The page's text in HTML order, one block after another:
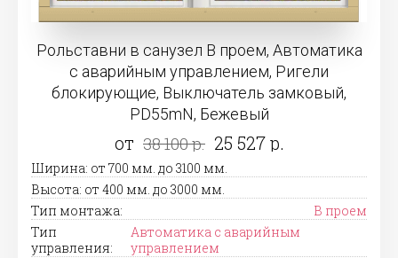
Рольставни в санузел В проем, Автоматика
с аварийным управлением, Ригели
блокирующие, Выключатель замковый,
PD55mN, Бежевый
от 38 100 р. 25 527 р.
Ширина: от 700 мм. до 3100 мм.
Высота: от 400 мм. до 3000 мм.
Тип монтажа:
В проем
Тип
управления:
Автоматика с аварийным
управлением